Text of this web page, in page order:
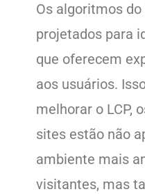
Os algoritmos do
projetados para
que oferecem
aos usuários.
melhorar o LCP,
sites estão não
ambiente mais
visitantes, mas